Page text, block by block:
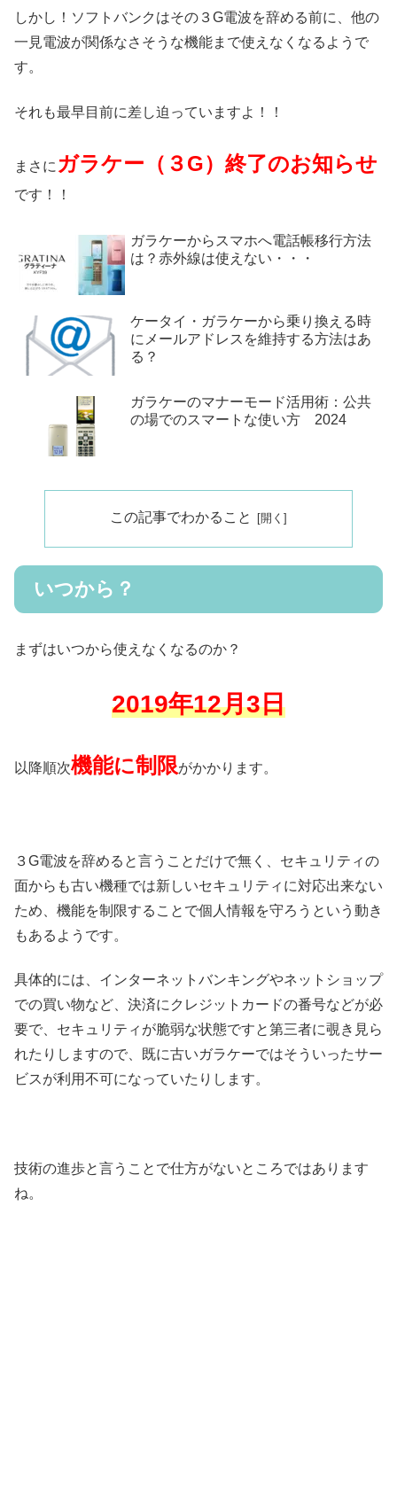
しかし！ソフトバンクはその３G電波を辞める前に、他の
一見電波が関係なさそうな機能まで使えなくなるようで
す。
それも最早目前に差し迫っていますよ！！
まさに ガラケー（３G）終了のお知らせ
です！！
ガラケーからスマホへ電話帳移行方法
は？赤外線は使えない・・・
ケータイ・ガラケーから乗り換える時
にメールアドレスを維持する方法はあ
る？
ガラケーのマナーモード活用術：公共
の場でのスマートな使い方 2024
この記事でわかること
いつから？
まずはいつから使えなくなるのか？
2019年12月3日
以降順次機能に制限がかかります。
３G電波を辞めると言うことだけで無く、セキュリティの
面からも古い機種では新しいセキュリティに対応出来ない
ため、機能を制限することで個人情報を守ろうという動き
もあるようです。
具体的には、インターネットバンキングやネットショップ
での買い物など、決済にクレジットカードの番号などが必
要で、セキュリティが脆弱な状態ですと第三者に覗き見ら
れたりしますので、既に古いガラケーではそういったサー
ビスが利用不可になっていたりします。
技術の進歩と言うことで仕方がないところではあります
ね。